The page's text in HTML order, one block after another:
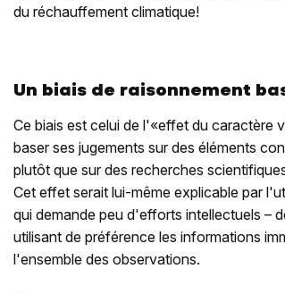
du réchauffement climatique!
Un biais de raisonnement
Ce biais est celui de l'«effet du caractère
baser ses jugements sur des éléments
plutôt que sur des recherches
Cet effet serait lui-même explicable par
qui demande peu d'efforts intellectuels –
utilisant de préférence les informations
l'ensemble des observations.